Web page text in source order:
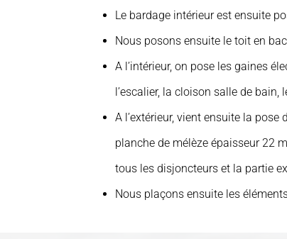
Le bardage intérieur est ensuite
Nous posons ensuite le toit en
A l’intérieur, on pose les gaines
l’escalier, la cloison salle de
A l’extérieur, vient ensuite la
planche de mélèze épaisseur 22
tous les disjoncteurs et la partie
Nous plaçons ensuite les